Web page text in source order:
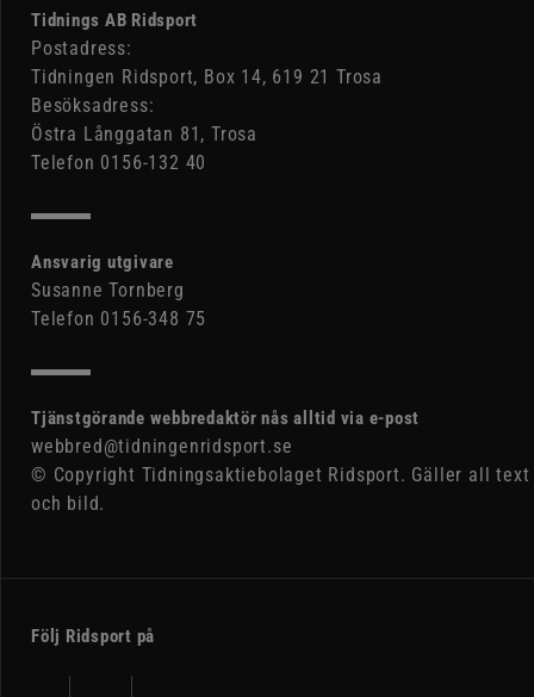
Tidnings AB Ridsport
Postadress:
Tidningen Ridsport, Box 14, 619 21 Trosa
Besöksadress:
Östra Långgatan 81, Trosa
Telefon 0156-132 40
Ansvarig utgivare
Susanne Tornberg
Telefon 0156-348 75
Tjänstgörande webbredaktör nås alltid via e-post
webbred@tidningenridsport.se
© Copyright Tidningsaktiebolaget Ridsport. Gäller all text
och bild.
Följ Ridsport på